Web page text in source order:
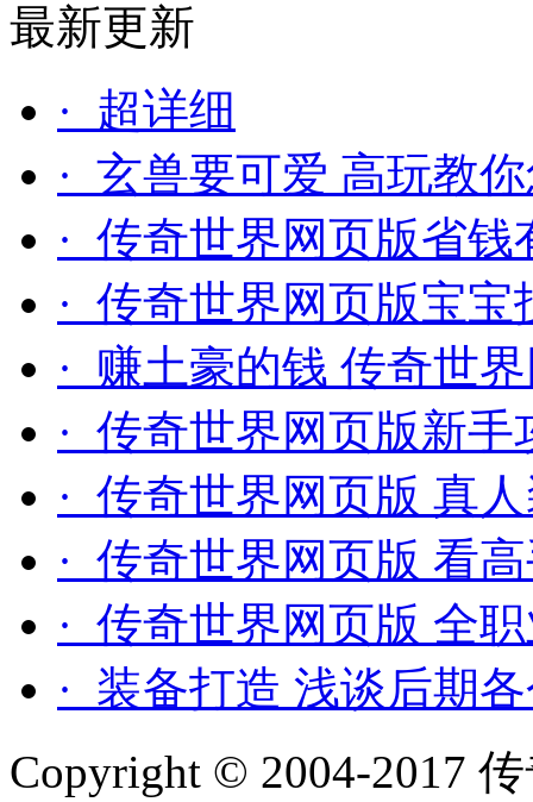
最新更新
· 超详细
· 玄兽要可爱 高玩教
· 传奇世界网页版省
· 传奇世界网页版宝
· 赚土豪的钱 传奇世
· 传奇世界网页版新
· 传奇世界网页版 真
· 传奇世界网页版 看
· 传奇世界网页版 全
· 装备打造 浅谈后期
Copyright © 2004-2017